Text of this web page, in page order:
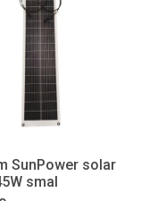
SunPower solar
smal